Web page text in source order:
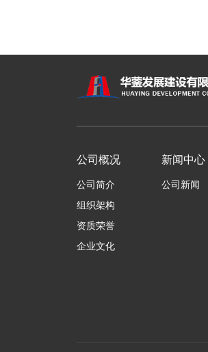
公司概况
公司简介
组织架构
资质荣誉
企业文化
新闻中心
公司新闻